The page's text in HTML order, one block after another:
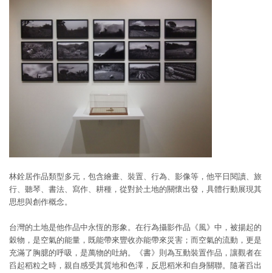
林銓居作品類型多元，包含繪畫、裝置、行為、影像等，他平日閱讀、旅
行、聽琴、書法、寫作、耕種，從對於土地的關懷出發，具體行動展現其
思想與創作概念。
台灣的土地是他作品中永恆的形象。在行為攝影作品《風》中，被揚起的
穀物，是空氣的能量，既能帶來豐收亦能帶來災害；而空氣的流動，更是
充滿了胸臆的呼吸，是萬物的吐納。《書》則為互動裝置作品，讓觀者在
舀起稻粒之時，親自感受其質地和色澤，反思稻米和自身關聯。隨著舀出